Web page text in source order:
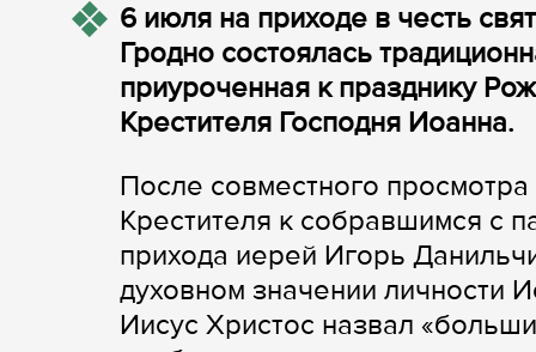
6 июля на приходе в честь
Гродно состоялась
приуроченная к празднику
Крестителя Господня Иоанна.
После совместного
Крестителя к собравшимся с
прихода иерей Игорь
духовном значении личности
Иисус Христос назвал